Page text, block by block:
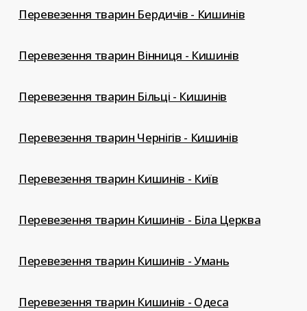
Перевезення тварин Бердичів - Кишинів
Перевезення тварин Вінниця - Кишинів
Перевезення тварин Більці - Кишинів
Перевезення тварин Чернігів - Кишинів
Перевезення тварин Кишинів - Київ
Перевезення тварин Кишинів - Біла Церква
Перевезення тварин Кишинів - Умань
Перевезення тварин Кишинів - Одеса